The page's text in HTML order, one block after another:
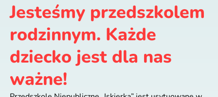
Jesteśmy przedszkolem
rodzinnym. Każde
dziecko jest dla nas
ważne!